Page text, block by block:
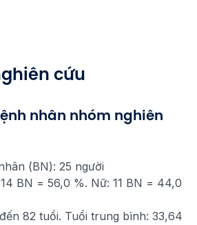
cứu
nhân nhóm nghiên
(BN): 25 người
BN = 56,0 %. Nữ: 11 BN = 44,0
82 tuổi. Tuổi trung bình: 33,64